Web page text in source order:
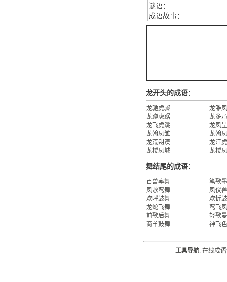
谜语：
成语故事：
龙开头的成语：
龙驰虎骤 龙雏
龙蹲虎踞
龙多
龙飞虎跳
龙凤
龙翰凤雏
龙翰
龙荒朔漠
龙江
龙楼凤城
龙楼
舞结尾的成语：
百兽率舞 笔歌
凤歌鸾舞
凤仪
欢呼鼓舞
欢忻
龙蛇飞舞
鸾飞
前歌后舞
轻歌
商羊鼓舞
神飞
工具导航: 在线成